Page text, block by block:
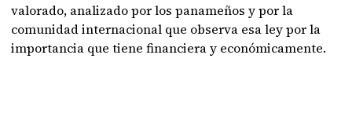
valorado, analizado por los panameños y por la
comunidad internacional que observa esa ley por la
importancia que tiene financiera y económicamente.